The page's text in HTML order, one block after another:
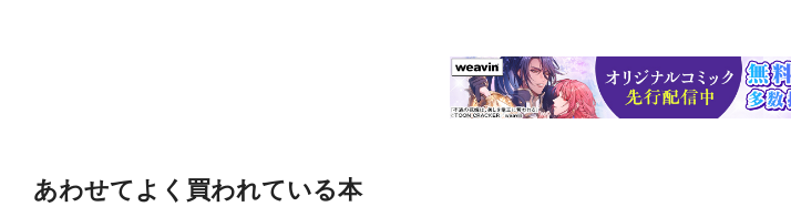
あわせてよく買われている本